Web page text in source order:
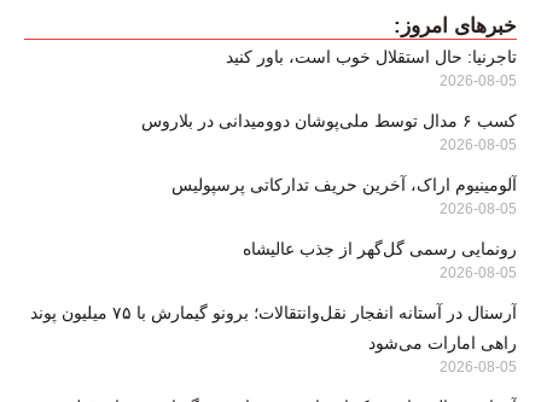
خبرهای امروز:
تاجرنیا: حال استقلال خوب است، باور کنید
2026-08-05
کسب ۶ مدال توسط ملی‌پوشان دوومیدانی در بلاروس
2026-08-05
آلومینیوم اراک، آخرین حریف تدارکاتی پرسپولیس
2026-08-05
رونمایی رسمی گل‌گهر از جذب عالیشاه
2026-08-05
آرسنال در آستانه انفجار نقل‌وانتقالات؛ برونو گیمارش با ۷۵ میلیون پوند
راهی امارات می‌شود
2026-08-05